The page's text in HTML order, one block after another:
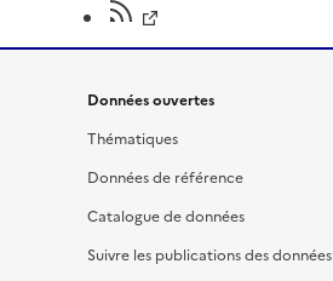
Données ouvertes
Thématiques
Données de référence
Catalogue de données
Suivre les publications des données